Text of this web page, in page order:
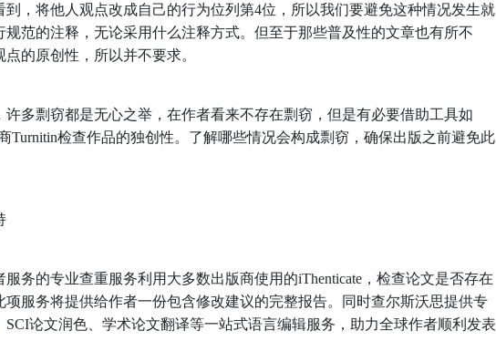
将他人观点改成自己的行为位列第4位，所以我们要避免这种情况发生就
规范的注释，无论采用什么注释方式。但至于那些普及性的文章也有所不
的原创性，所以并不要求。
剽窃都是无心之举，在作者看来不存在剽窃，但是有必要借助工具如
Turnitin检查作品的独创性。了解哪些情况会构成剽窃，确保出版之前避免此
的专业查重服务利用大多数出版商使用的iThenticate，检查论文是否存在
服务将提供给作者一份包含修改建议的完整报告。
同时查尔斯沃思提供专
、SCI论文润色、学术论文翻译等一站式语言编辑服务，助力全球作者顺利发表